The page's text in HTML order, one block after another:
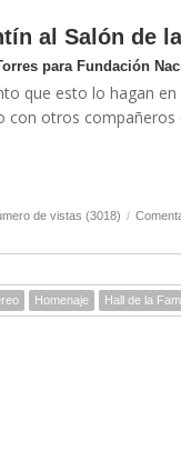
al Salón de
para Fundación
que esto lo hagan
con otros
de vistas (3018) /
Homenaje Hall de la